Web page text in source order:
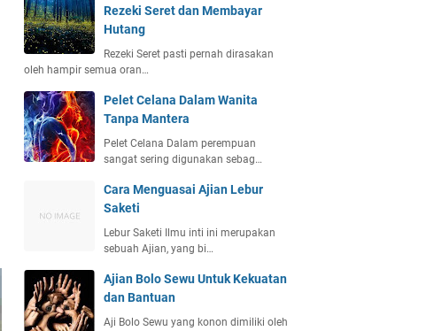
Rezeki Seret dan Membayar
Hutang
Rezeki Seret pasti pernah dirasakan
oleh hampir semua oran…
Pelet Celana Dalam Wanita
Tanpa Mantera
Pelet Celana Dalam perempuan
sangat sering digunakan sebag…
Cara Menguasai Ajian Lebur
Saketi
Lebur Saketi Ilmu inti ini merupakan
sebuah Ajian, yang bi…
Ajian Bolo Sewu Untuk Kekuatan
dan Bantuan
Aji Bolo Sewu yang konon dimiliki oleh